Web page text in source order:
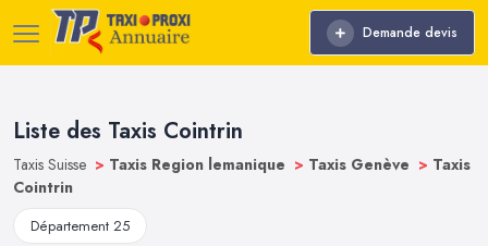
Demande devis
Liste des Taxis Cointrin
Taxis Suisse > Taxis Region lemanique > Taxis Genève > Taxis
Cointrin
Département 25